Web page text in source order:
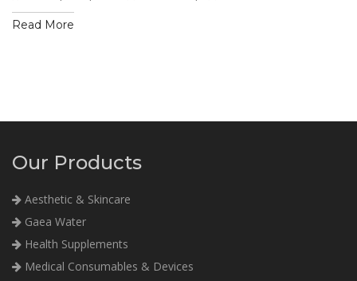
Read More
Our Products
Aesthetic & Skincare
Gaea Water
Health Supplements
Medical Consumables & Devices